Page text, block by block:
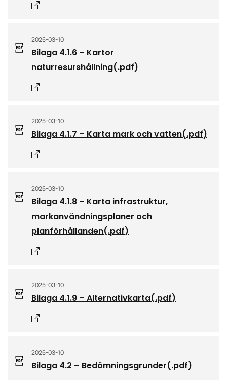
2025-03-10
Bilaga 4.1.6 – Kartor
naturresurshållning(.pdf)
2025-03-10
Bilaga 4.1.7 – Karta mark och vatten(.pdf)
2025-03-10
Bilaga 4.1.8 – Karta infrastruktur,
markanvändningsplaner och
planförhållanden(.pdf)
2025-03-10
Bilaga 4.1.9 – Alternativkarta(.pdf)
2025-03-10
Bilaga 4.2 – Bedömningsgrunder(.pdf)